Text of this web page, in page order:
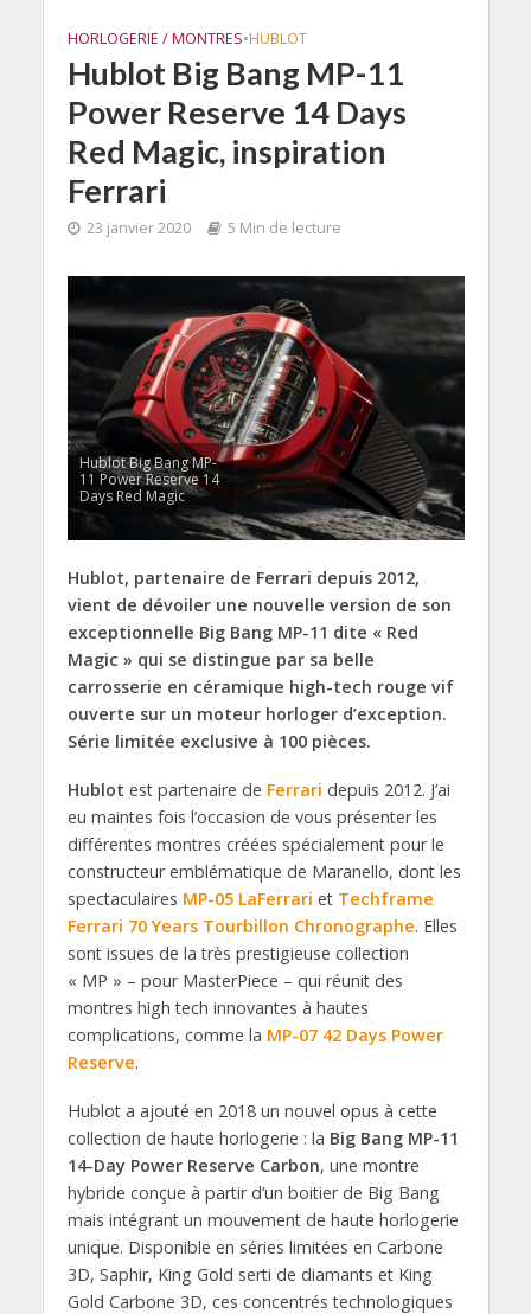
HORLOGERIE / MONTRES•HUBLOT
Hublot Big Bang MP-11
Power Reserve 14 Days
Red Magic, inspiration
Ferrari
23 janvier 2020 5 Min de lecture
Hublot Big Bang MP-
11 Power Reserve 14
Days Red Magic
Hublot, partenaire de Ferrari depuis 2012,
vient de dévoiler une nouvelle version de son
exceptionnelle Big Bang MP-11 dite « Red
Magic » qui se distingue par sa belle
carrosserie en céramique high-tech rouge vif
ouverte sur un moteur horloger d’exception.
Série limitée exclusive à 100 pièces.
Hublot est partenaire de Ferrari depuis 2012. J’ai
eu maintes fois l’occasion de vous présenter les
différentes montres créées spécialement pour le
constructeur emblématique de Maranello, dont les
spectaculaires MP-05 LaFerrari et Techframe
Ferrari 70 Years Tourbillon Chronographe. Elles
sont issues de la très prestigieuse collection
« MP » – pour MasterPiece – qui réunit des
montres high tech innovantes à hautes
complications, comme la MP-07 42 Days Power
Reserve.
Hublot a ajouté en 2018 un nouvel opus à cette
collection de haute horlogerie : la Big Bang MP-11
14-Day Power Reserve Carbon, une montre
hybride conçue à partir d’un boitier de Big Bang
mais intégrant un mouvement de haute horlogerie
unique. Disponible en séries limitées en Carbone
3D, Saphir, King Gold serti de diamants et King
Gold Carbone 3D, ces concentrés technologiques